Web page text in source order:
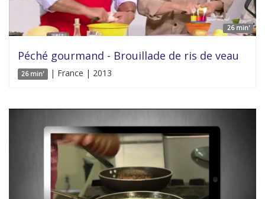
26 min'
Péché gourmand - Brouillade de ris de veau
26 min' | France | 2013